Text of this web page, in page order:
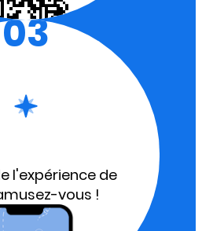
03
l'expérience de
vous !